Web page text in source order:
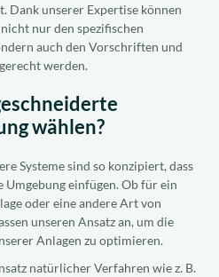
Dank unserer Expertise können
nur den spezifischen
auch den Vorschriften und
werden.
wählen?
Systeme sind so konzipiert, dass
einfügen. Ob für ein
oder eine andere Art von
unseren Ansatz an, um die
Anlagen zu optimieren.
natürlicher Verfahren wie z. B.